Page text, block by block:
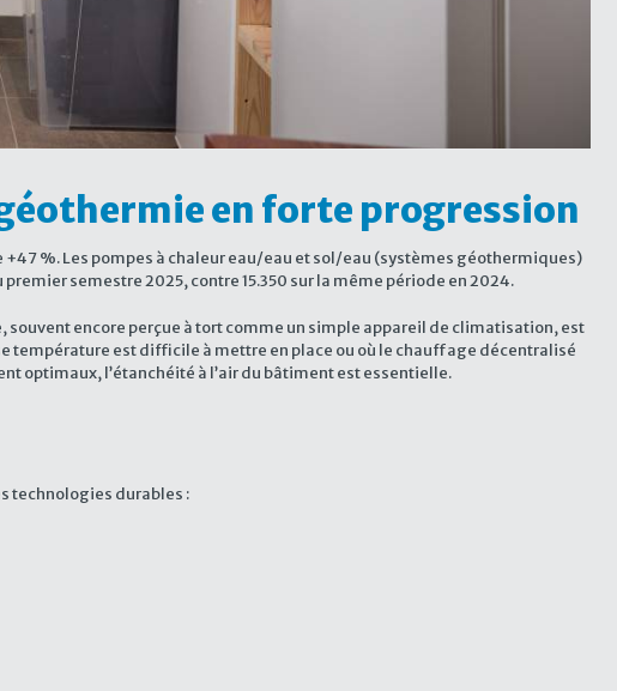
en forte progression
%. Les pompes à chaleur eau/eau et sol/eau (systèmes géothermiques)
semestre 2025, contre 15.350 sur la même période en 2024.
encore perçue à tort comme un simple appareil de climatisation, est
température est difficile à mettre en place ou où le chauffage décentralisé
optimaux, l’étanchéité à l’air du bâtiment est essentielle.
technologies durables :